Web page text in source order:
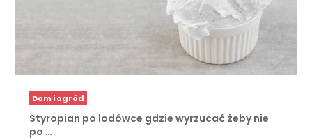
Dom i ogród
Styropian po lodówce gdzie wyrzucać żeby nie
po …